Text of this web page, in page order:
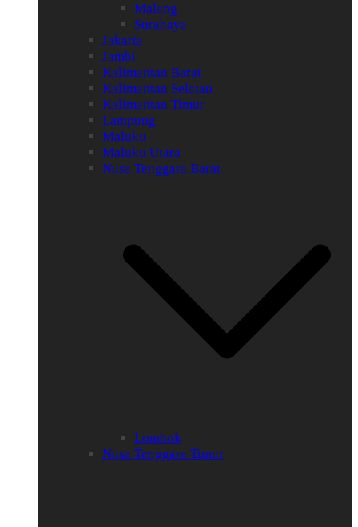
Malang
Surabaya
Jakarta
Jambi
Kalimantan Barat
Kalimantan Selatan
Kalimantan Timur
Lampung
Maluku
Maluku Utara
Nusa Tenggara Barat
Lombok
Nusa Tenggara Timur